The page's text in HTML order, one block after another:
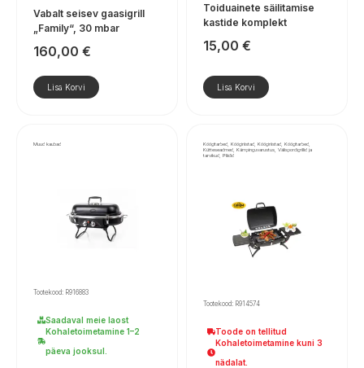
Vabalt seisev gaasigrill
„Family“, 30 mbar
160,00 €
Lisa Korvi
Toiduainete säilitamise
kastide komplekt
15,00 €
Lisa Korvi
Muud kaubad
Tootekood: R916883
Saadaval meie laost
Kohaletoimetamine 1–2
päeva jooksul.
Köögitarbed, Köögiriistad, Köögiriistad, Köögitarbed,
Kütteseadmed, Kämpinguvarustus, Välispordigrillid ja
tarvikud, Pliidid
Tootekood: R914574
Toode on tellitud
Kohaletoimetamine kuni 3
nädalat.